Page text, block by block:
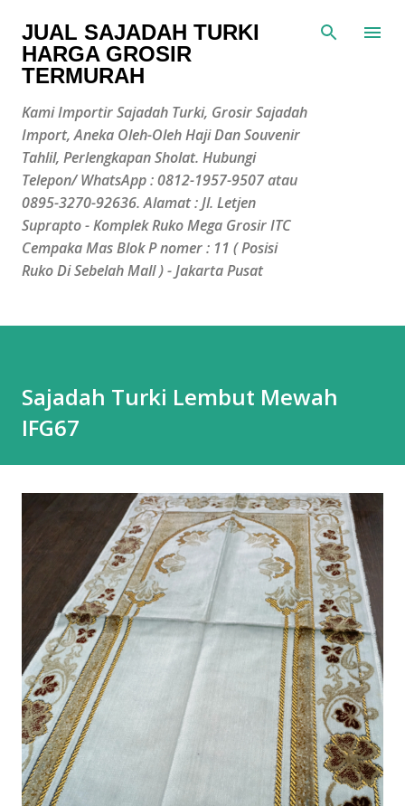
Langsung ke konten utama
JUAL SAJADAH TURKI
HARGA GROSIR
TERMURAH
Kami Importir Sajadah Turki, Grosir Sajadah
Import, Aneka Oleh-Oleh Haji Dan Souvenir
Tahlil, Perlengkapan Sholat. Hubungi
Telepon/ WhatsApp : 0812-1957-9507 atau
0895-3270-92636. Alamat : Jl. Letjen
Suprapto - Komplek Ruko Mega Grosir ITC
Cempaka Mas Blok P nomer : 11 ( Posisi
Ruko Di Sebelah Mall ) - Jakarta Pusat
Sajadah Turki Lembut Mewah
IFG67